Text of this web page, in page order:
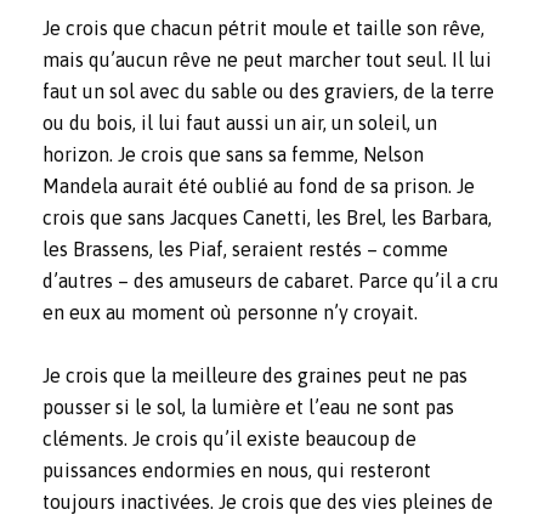
Je crois que chacun pétrit moule et taille son rêve,
mais qu’aucun rêve ne peut marcher tout seul. Il lui
faut un sol avec du sable ou des graviers, de la terre
ou du bois, il lui faut aussi un air, un soleil, un
horizon. Je crois que sans sa femme, Nelson
Mandela aurait été oublié au fond de sa prison. Je
crois que sans Jacques Canetti, les Brel, les Barbara,
les Brassens, les Piaf, seraient restés – comme
d’autres – des amuseurs de cabaret. Parce qu’il a cru
en eux au moment où personne n’y croyait.
Je crois que la meilleure des graines peut ne pas
pousser si le sol, la lumière et l’eau ne sont pas
cléments. Je crois qu’il existe beaucoup de
puissances endormies en nous, qui resteront
toujours inactivées. Je crois que des vies pleines de